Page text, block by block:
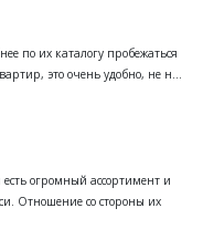
по их каталогу пробежаться
это очень удобно, не н...
огромный ассортимент и
Отношение со стороны их